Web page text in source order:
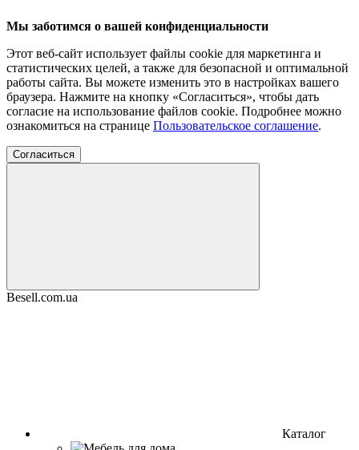
Мы заботимся о вашей конфиденциальности
Этот веб-сайт использует файлы cookie для маркетинга и
статистических целей, а также для безопасной и оптимальной
работы сайта. Вы можете изменить это в настройках вашего
браузера. Нажмите на кнопку «Согласиться», чтобы дать
согласие на использование файлов cookie. Подробнее можно
ознакомиться на странице Пользовательское соглашение.
Согласиться
Besell.com.ua
Каталог